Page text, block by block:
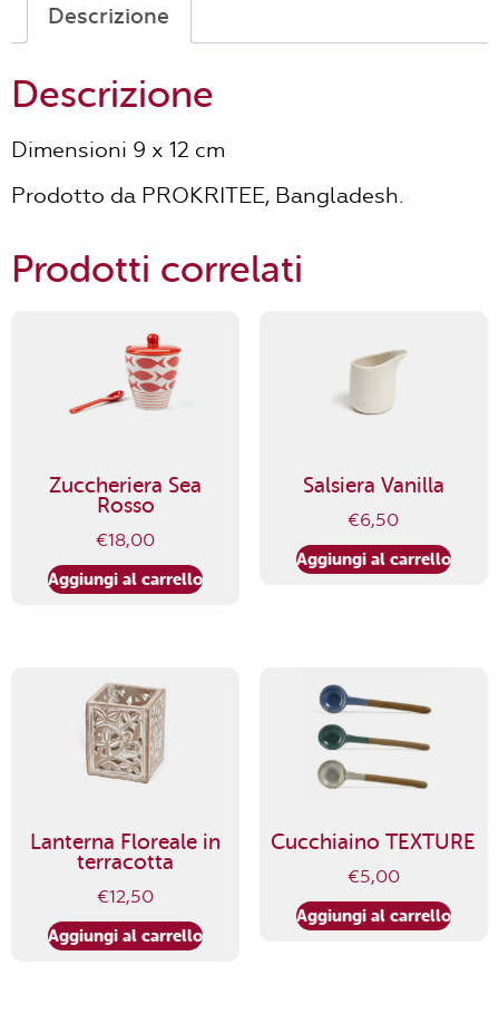
Descrizione
Descrizione
Dimensioni 9 x 12 cm
Prodotto da PROKRITEE, Bangladesh.
Prodotti correlati
Zuccheriera Sea
Rosso
€18,00
Aggiungi al carrello
Salsiera Vanilla
€6,50
Aggiungi al carrello
Lanterna Floreale in
terracotta
€12,50
Aggiungi al carrello
Cucchiaino TEXTURE
€5,00
Aggiungi al carrello